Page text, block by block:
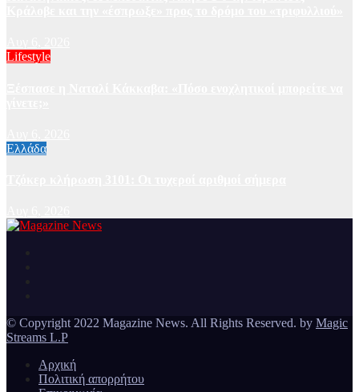
Lifestyle
Ελλάδα
© Copyright 2022 Magazine News. All Rights Reserved. by Magic
Streams L.P
Αρχική
Πολιτική απορρήτου